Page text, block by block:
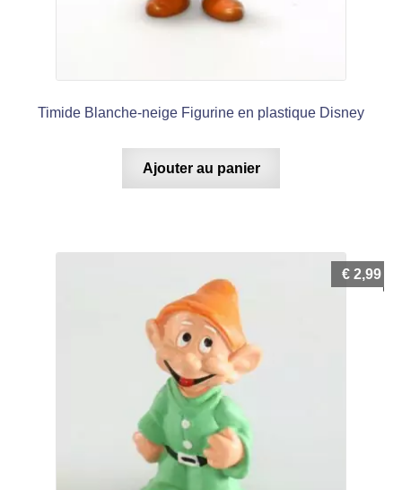
Timide Blanche-neige Figurine en plastique Disney
Ajouter au panier
€ 2,99